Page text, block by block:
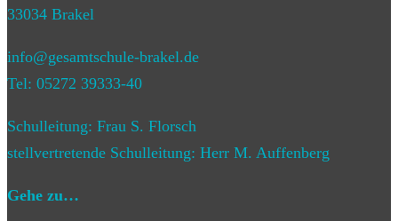
33034 Brakel
info@gesamtschule-brakel.de
Tel: 05272 39333-40
Schulleitung: Frau S. Florsch
stellvertretende Schulleitung: Herr M. Auffenberg
Gehe zu…